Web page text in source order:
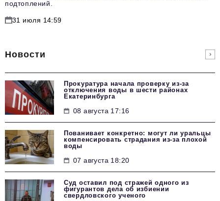
подтоплений.
31 июля 14:59
Новости
Прокуратура начала проверку из-за
отключения воды в шести районах
Екатеринбурга
08 августа 17:16
Пованивает конкретно: могут ли уральцы
компенсировать страдания из-за плохой
воды
07 августа 18:20
Суд оставил под стражей одного из
фигурантов дела об избиении
свердловского ученого